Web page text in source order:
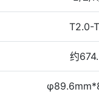
T2.0-
约